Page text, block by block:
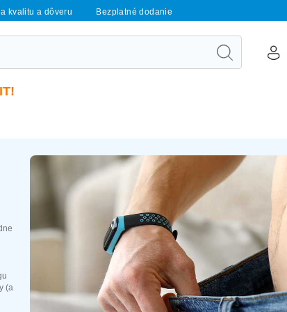
kvalitu a dôveru Bezplatné dodanie
(a